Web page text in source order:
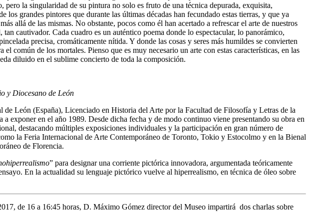
pero la singularidad de su pintura no solo es fruto de una técnica depurada, exquisita,
los grandes pintores que durante las últimas décadas han fecundado estas tierras, y que ya
allá de las mismas. No obstante, pocos como él han acertado a refrescar el arte de nuestros
cautivador. Cada cuadro es un auténtico poema donde lo espectacular, lo panorámico,
precisa, cromáticamente nítida. Y donde las cosas y seres más humildes se convierten
el común de los mortales. Pienso que es muy necesario un arte con estas características, en las
diluido en el sublime concierto de toda la composición.
y Diocesano de León
León (España), Licenciado en Historia del Arte por la Facultad de Filosofía y Letras de la
exponer en el año 1989. Desde dicha fecha y de modo continuo viene presentando su obra en
destacando múltiples exposiciones individuales y la participación en gran número de
la Feria Internacional de Arte Contemporáneo de Toronto, Tokio y Estocolmo y en la Bienal
de Florencia.
” para designar una corriente pictórica innovadora, argumentada teóricamente
En la actualidad su lenguaje pictórico vuelve al hiperrealismo, en técnica de óleo sobre
de 16 a 16:45 horas, D. Máximo Gómez director del Museo impartirá dos charlas sobre